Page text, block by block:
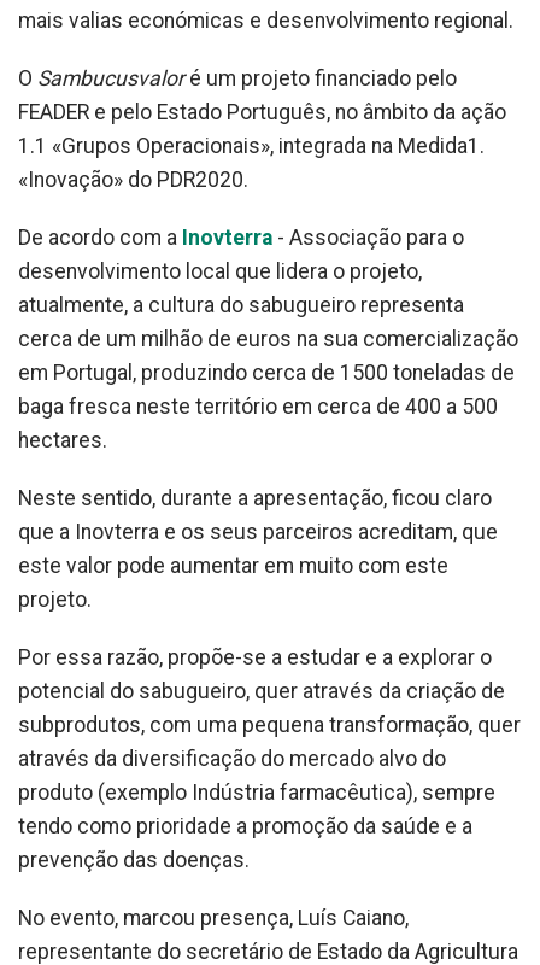
mais valias económicas e desenvolvimento regional.
O Sambucusvaloré um projeto financiado pelo
FEADER e pelo Estado Português, no âmbito da ação
1.1 «Grupos Operacionais», integrada na Medida1.
«Inovação» do PDR2020.
De acordo com a Inovterra - Associação para o
desenvolvimento local que lidera o projeto,
atualmente, a cultura do sabugueiro representa
cerca de um milhão de euros na sua comercialização
em Portugal, produzindo cerca de 1500 toneladas de
baga fresca neste território em cerca de 400 a 500
hectares.
Neste sentido, durante a apresentação, ficou claro
que a Inovterra e os seus parceiros acreditam, que
este valor pode aumentar em muito com este
projeto.
Por essa razão, propõe-se a estudar e a explorar o
potencial do sabugueiro, quer através da criação de
subprodutos, com uma pequena transformação, quer
através da diversificação do mercado alvo do
produto (exemplo Indústria farmacêutica), sempre
tendo como prioridade a promoção da saúde e a
prevenção das doenças.
No evento, marcou presença, Luís Caiano,
representante do secretário de Estado da Agricultura